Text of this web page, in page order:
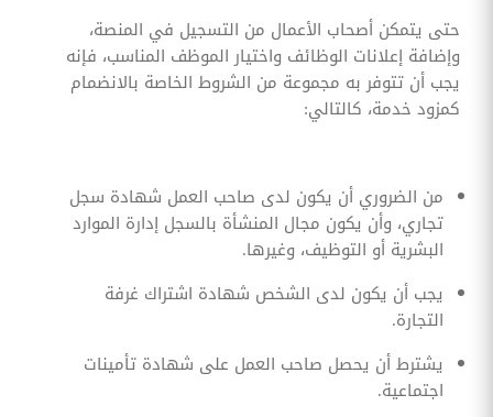
حتى يتمكن أصحاب الأعمال من التسجيل في المنصة،
وإضافة إعلانات الوظائف واختيار الموظف المناسب، فإنه
يجب أن تتوفر به مجموعة من الشروط الخاصة بالانضمام
كمزود خدمة، كالتالي:
من الضروري أن يكون لدى صاحب العمل شهادة سجل
تجاري، وأن يكون مجال المنشأة بالسجل إدارة الموارد
البشرية أو التوظيف، وغيرها.
يجب أن يكون لدى الشخص شهادة اشتراك غرفة
التجارة.
يشترط أن يحصل صاحب العمل على شهادة تأمينات
اجتماعية.